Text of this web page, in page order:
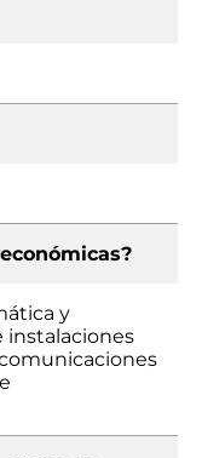
y
instalaciones